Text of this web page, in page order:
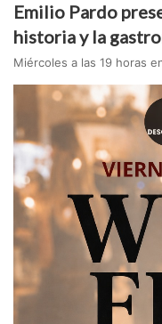
Emilio Pardo
historia y la
Miércoles a las 19 horas